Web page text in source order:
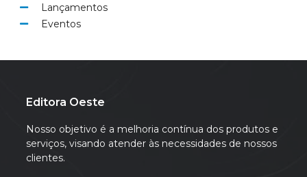
Lançamentos
Eventos
Editora Oeste
Nosso objetivo é a melhoria contínua dos produtos e
serviços, visando atender às necessidades de nossos
clientes.